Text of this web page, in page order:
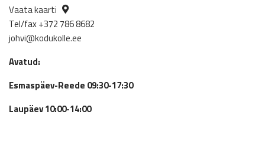
Vaata kaarti
Tel/fax +372 786 8682
johvi@kodukolle.ee
Avatud:
Esmaspäev-Reede 09:30-17:30
Laupäev 10:00-14:00